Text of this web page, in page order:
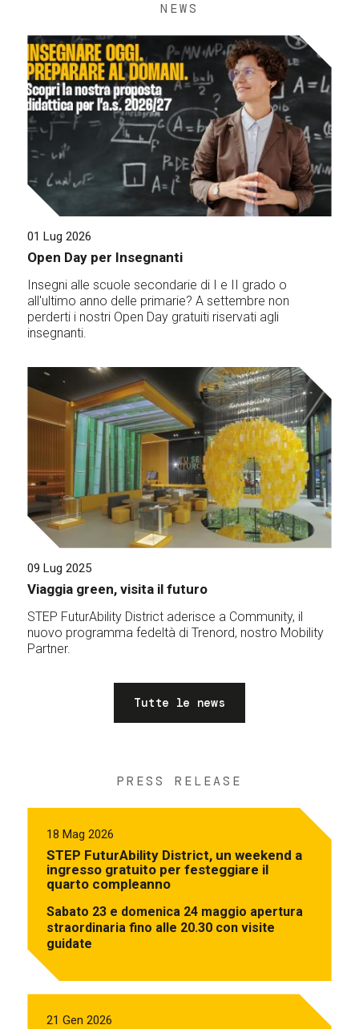
NEWS
01 Lug 2026
Open Day per Insegnanti
Insegni alle scuole secondarie di I e II grado o
all'ultimo anno delle primarie? A settembre non
perderti i nostri Open Day gratuiti riservati agli
insegnanti.
09 Lug 2025
Viaggia green, visita il futuro
STEP FuturAbility District aderisce a Community, il
nuovo programma fedeltà di Trenord, nostro Mobility
Partner.
Tutte le news
PRESS RELEASE
18 Mag 2026
STEP FuturAbility District, un weekend a
ingresso gratuito per festeggiare il
quarto compleanno
Sabato 23 e domenica 24 maggio apertura
straordinaria fino alle 20.30 con visite
guidate
21 Gen 2026